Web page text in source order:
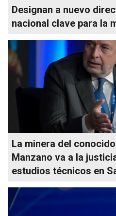
Designan a nuevo
nacional clave para la
La minera del
Manzano va a la
estudios técnicos en